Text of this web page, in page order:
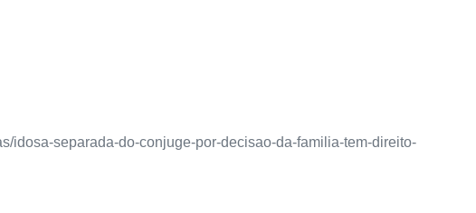
idosa-separada-do-conjuge-por-decisao-da-familia-tem-direito-